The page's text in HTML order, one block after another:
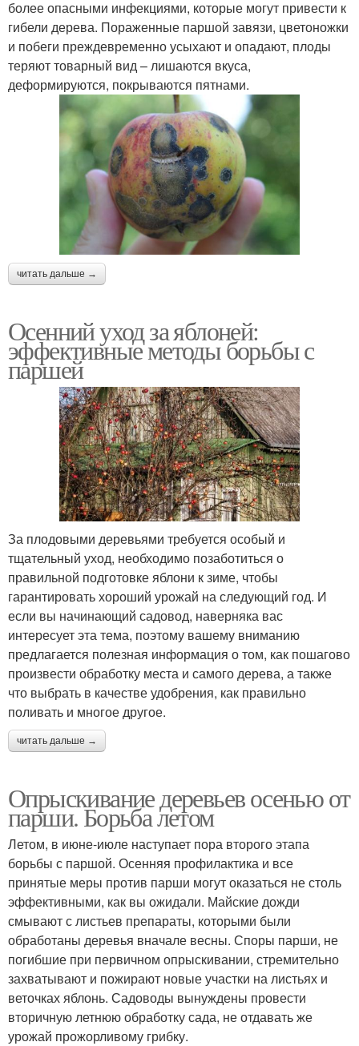
более опасными инфекциями, которые могут привести к
гибели дерева. Пораженные паршой завязи, цветоножки
и побеги преждевременно усыхают и опадают, плоды
теряют товарный вид – лишаются вкуса,
деформируются, покрываются пятнами.
читать дальше →
Осенний уход за яблоней:
эффективные методы борьбы с
паршей
За плодовыми деревьями требуется особый и
тщательный уход, необходимо позаботиться о
правильной подготовке яблони к зиме, чтобы
гарантировать хороший урожай на следующий год. И
если вы начинающий садовод, наверняка вас
интересует эта тема, поэтому вашему вниманию
предлагается полезная информация о том, как пошагово
произвести обработку места и самого дерева, а также
что выбрать в качестве удобрения, как правильно
поливать и многое другое.
читать дальше →
Опрыскивание деревьев осенью от
парши. Борьба летом
Летом, в июне-июле наступает пора второго этапа
борьбы с паршой. Осенняя профилактика и все
принятые меры против парши могут оказаться не столь
эффективными, как вы ожидали. Майские дожди
смывают с листьев препараты, которыми были
обработаны деревья вначале весны. Споры парши, не
погибшие при первичном опрыскивании, стремительно
захватывают и пожирают новые участки на листьях и
веточках яблонь. Садоводы вынуждены провести
вторичную летнюю обработку сада, не отдавать же
урожай прожорливому грибку.